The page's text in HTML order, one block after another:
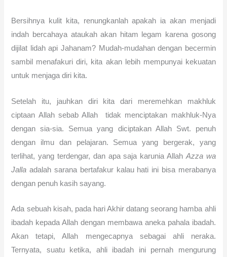
Bersihnya kulit kita, renungkanlah apakah ia akan menjadi
indah bercahaya ataukah akan hitam legam karena gosong
dijilat lidah api Jahanam? Mudah-mudahan dengan becermin
sambil menafakuri diri, kita akan lebih mempunyai kekuatan
untuk menjaga diri kita.
Setelah itu, jauhkan diri kita dari meremehkan makhluk
ciptaan Allah sebab Allah tidak menciptakan makhluk-Nya
dengan sia-sia. Semua yang diciptakan Allah Swt. penuh
dengan ilmu dan pelajaran. Semua yang bergerak, yang
terlihat, yang terdengar, dan apa saja karunia Allah Azza wa
Jalla adalah sarana bertafakur kalau hati ini bisa merabanya
dengan penuh kasih sayang.
Ada sebuah kisah, pada hari Akhir datang seorang hamba ahli
ibadah kepada Allah dengan membawa aneka pahala ibadah.
Akan tetapi, Allah mengecapnya sebagai ahli neraka.
Ternyata, suatu ketika, ahli ibadah ini pernah mengurung